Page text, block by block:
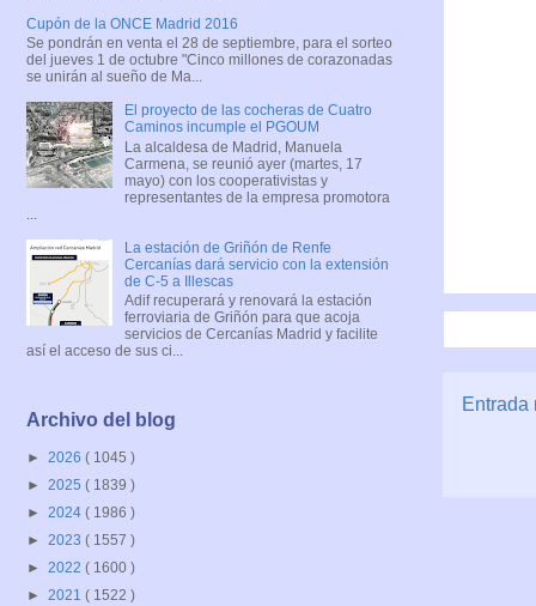
Entrada
Cupón de la ONCE Madrid 2016
Se pondrán en venta el 28 de septiembre, para el sorteo
del jueves 1 de octubre "Cinco millones de corazonadas
se unirán al sueño de Ma...
El proyecto de las cocheras de Cuatro
Caminos incumple el PGOUM
La alcaldesa de Madrid, Manuela
Carmena, se reunió ayer (martes, 17
mayo) con los cooperativistas y
representantes de la empresa promotora
La estación de Griñón de Renfe
Cercanías dará servicio con la extensión
de C-5 a Illescas
Adif recuperará y renovará la estación
ferroviaria de Griñón para que acoja
servicios de Cercanías Madrid y facilite
así el acceso de sus ci...
Archivo del blog
► 2026 ( 1045 )
► 2025 ( 1839 )
► 2024 ( 1986 )
► 2023 ( 1557 )
► 2022 ( 1600 )
► 2021 ( 1522 )